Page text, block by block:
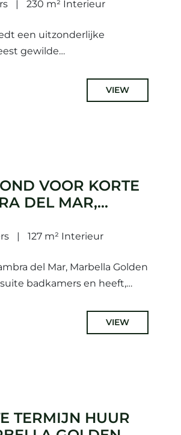
230 m² Interieur
een uitzonderlijke
gewilde
VIEW
VOOR KORTE
DEL MAR,
127 m² Interieur
del Mar, Marbella Golden
badkamers en heeft,
VIEW
TERMIJN HUUR